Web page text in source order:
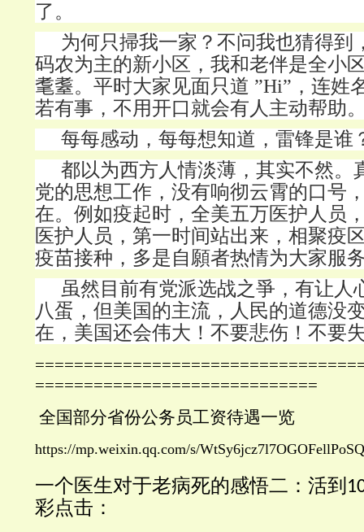
了。
为何只掃我一家？ 不问我也猜得到
码农为主的新小区，我和老伴是全小
耄耋。平时大家见面只道 ”Hi”，连姓
若有事，不用开口就会有人主动帮助
每每感动，每每想知道，雷锋是谁
都以为西方人情淡薄，其实不然。
党的思想工作，没有响彻云霄的口号
在。例如疫起时，全美五万医护人员
医护人员，第一时间站出来，相聚疫
疫苗接种，多是自願者热情为大家服
虽然目前有党派选战之爭，有让人
八蛋，但美国的主流，人民的道德没
在，美国还会伟大！不要悲伤！不要
=============================
全国部分省份公务员工资待遇一览
https://mp.weixin.qq.com/s/WtSy6jcz7l7OGOFellPoSQ
一个医生对于老病死的感悟二：活到
彩点击：